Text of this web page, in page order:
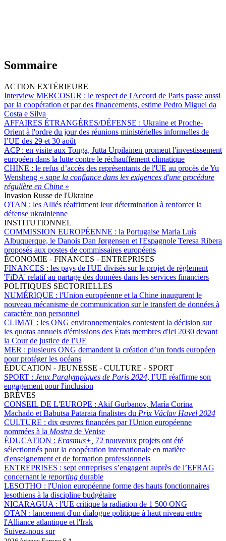
Sommaire
ACTION EXTÉRIEURE
Interview MERCOSUR : le respect de l'Accord de Paris passe aussi
par la coopération et par des financements, estime Pedro Miguel da
Costa e Silva
AFFAIRES ÉTRANGÈRES/DÉFENSE : Ukraine et Proche-
Orient à l'ordre du jour des réunions ministérielles informelles de
l’UE des 29 et 30 août
ACP : en visite aux Tonga, Jutta Urpilainen promeut l'investissement
européen dans la lutte contre le réchauffement climatique
CHINE : le refus d’accès des représentants de l'UE au procès de Yu
Wensheng « sape la confiance dans les exigences d'une procédure
régulière en Chine »
Invasion Russe de l'Ukraine
OTAN : les Alliés réaffirment leur détermination à renforcer la
défense ukrainienne
INSTITUTIONNEL
COMMISSION EUROPÉENNE : la Portugaise Maria Luís
Albuquerque, le Danois Dan Jørgensen et l'Espagnole Teresa Ribera
proposés aux postes de commissaires européens
ÉCONOMIE - FINANCES - ENTREPRISES
FINANCES : les pays de l'UE divisés sur le projet de règlement
'FiDA' relatif au partage des données dans les services financiers
POLITIQUES SECTORIELLES
NUMÉRIQUE : l'Union européenne et la Chine inaugurent le
nouveau mécanisme de communication sur le transfert de données à
caractère non personnel
CLIMAT : les ONG environnementales contestent la décision sur
les quotas annuels d'émissions des États membres d'ici 2030 devant
la Cour de justice de l’UE
MER : plusieurs ONG demandent la création d’un fonds européen
pour protéger les océans
ÉDUCATION - JEUNESSE - CULTURE - SPORT
SPORT : Jeux Paralympiques de Paris 2024, l’UE réaffirme son
engagement pour l'inclusion
BRÈVES
CONSEIL DE L'EUROPE : Akif Gurbanov, María Corina
Machado et Babutsa Pataraia finalistes du Prix Václav Havel 2024
CULTURE : dix œuvres financées par l'Union européenne
nommées à la Mostra de Venise
ÉDUCATION : Erasmus+, 72 nouveaux projets ont été
sélectionnés pour la coopération internationale en matière
d'enseignement et de formation professionnels
ENTREPRISES : sept entreprises s’engagent auprès de l’EFRAG
concernant le reporting durable
LESOTHO : l'Union européenne forme des hauts fonctionnaires
lesothiens à la discipline budgétaire
NICARAGUA : l'UE critique la radiation de 1 500 ONG
OTAN : lancement d'un dialogue politique à haut niveau entre
l'Alliance atlantique et l'Irak
Suivez-nous sur